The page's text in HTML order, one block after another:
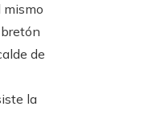
de
la